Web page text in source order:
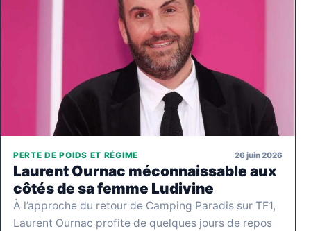
PERTE DE POIDS ET RÉGIME 26 juin 2026
Laurent Ournac méconnaissable aux
côtés de sa femme Ludivine
À l’approche du retour de Camping Paradis sur TF1,
Laurent Ournac profite de quelques jours de repos